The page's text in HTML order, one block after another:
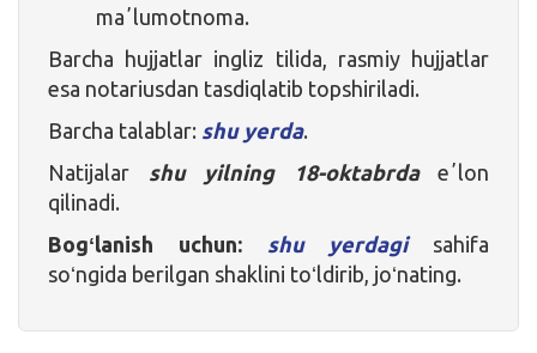
maʼlumotnoma.
Barcha hujjatlar ingliz tilida, rasmiy hujjatlar
esa notariusdan tasdiqlatib topshiriladi.
Barcha talablar: shu yerda.
Natijalar shu yilning 18-oktabrdaeʼlon
qilinadi.
Bogʻlanish uchun: shu yerdagisahifa
soʻngida berilgan shaklini toʻldirib, joʻnating.